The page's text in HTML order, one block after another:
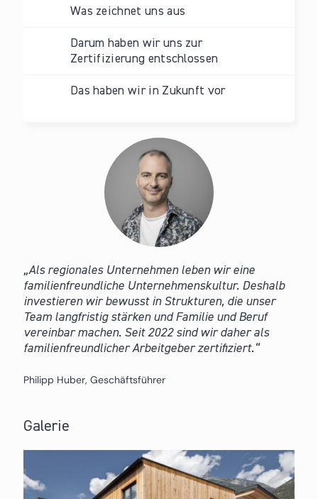
Was zeichnet uns aus
Darum haben wir uns zur
Zertifizierung entschlossen
Das haben wir in Zukunft vor
Als regionales Unternehmen leben wir eine
familienfreundliche Unternehmenskultur. Deshalb
investieren wir bewusst in Strukturen, die unser
Team langfristig stärken und Familie und Beruf
vereinbar machen. Seit 2022 sind wir daher als
familienfreundlicher Arbeitgeber zertifiziert.
Philipp Huber, Geschäftsführer
Galerie